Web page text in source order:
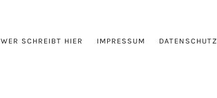
WER SCHREIBT HIER IMPRESSUM DATENSCHUTZ